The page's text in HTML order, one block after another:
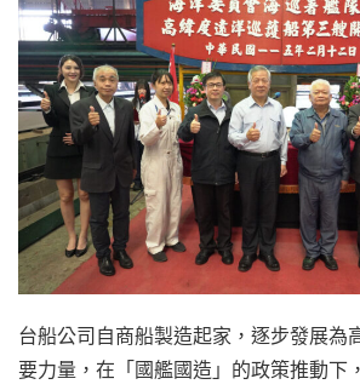
台船公司自商船製造起家，逐步發展為
要力量，在「國艦國造」的政策推動下